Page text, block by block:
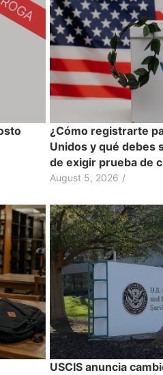
¿Cómo registrarte
Unidos y qué debes
de exigir prueba de
August 5, 2026 /
USCIS anuncia